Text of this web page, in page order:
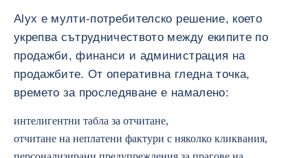
Alyx е мулти-потребителско решение, което
укрепва сътрудничеството между екипите по
продажби, финанси и администрация на
продажбите. От оперативна гледна точка,
времето за проследяване е намалено:
интелигентни табла за отчитане,
отчитане на неплатени фактури с няколко кликвания,